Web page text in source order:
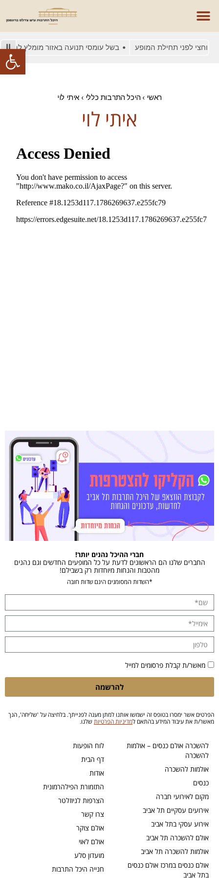
פתח וחצי לפני תחילת המופע בשל עומסי תנועה באזור מומלץ להגיע
ראשי › היכל התרבות כללי › איתי לוי
איתי לוי
לוח הופעות
דף הבית
אודות
התזמורת הפילהרמונית
הצרפות לניוזלטר
צרו קשר
אולם צוקר
אולם לאוי
מועדון סלע
חנייה היכל התרבות
להשכרה אולם כנסים – אולמות
להשכרה
אולמות להשכרה
כנסים
מקום לאירועי חברה
אירועים עסקיים תל אביב
אירוע עסקי בתל אביב
אולם להשכרה תל אביב
אולמות להשכרה תל אביב
אולם כנסים במרכז אולם כנסים
בתל אביב
חברי ההיכל נהנים יותר!
החברים שלנו הם הראשונים לדעת על כל המופעים החדשים וגם נהנים
מהטבות והנחות מיוחדות רק בשבילם!
*השדות המסומנים הינם שדות חובה
מאשר/ת קבלת פרסומים למייל
להרשמה
הפרטים אשר ימסרו בטופס זה ישמשו אותנו למתן מענה לפנייתך. בלחיצה על 'שליחה', הנך
מאשר/ת את עיבוד המידע בהתאם למדיניות הפרטיות שלנו.